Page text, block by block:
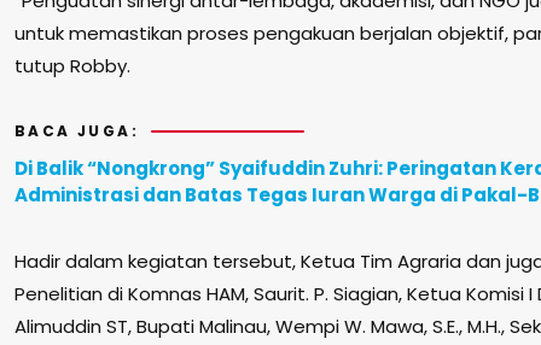
untuk memastikan proses pengakuan berjalan objektif,
tutup Robby.
BACA JUGA:
Di Balik “Nongkrong” Syaifuddin Zuhri: Peringatan
Administrasi dan Batas Tegas Iuran Warga di Pakal-
Hadir dalam kegiatan tersebut, Ketua Tim Agraria dan
Penelitian di Komnas HAM, Saurit. P. Siagian, Ketua Komisi I
Alimuddin ST, Bupati Malinau, Wempi W. Mawa, S.E., M.H.,